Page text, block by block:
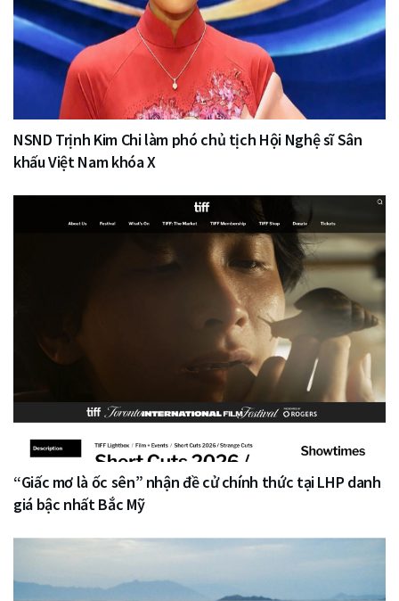
NSND Trịnh Kim Chi làm phó chủ tịch Hội Nghệ sĩ Sân
khấu Việt Nam khóa X
“Giấc mơ là ốc sên” nhận đề cử chính thức tại LHP danh
giá bậc nhất Bắc Mỹ